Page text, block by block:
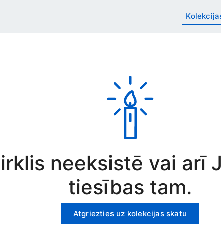
neeksistē vai arī
tiesības tam.
Atgriezties uz kolekcijas skatu